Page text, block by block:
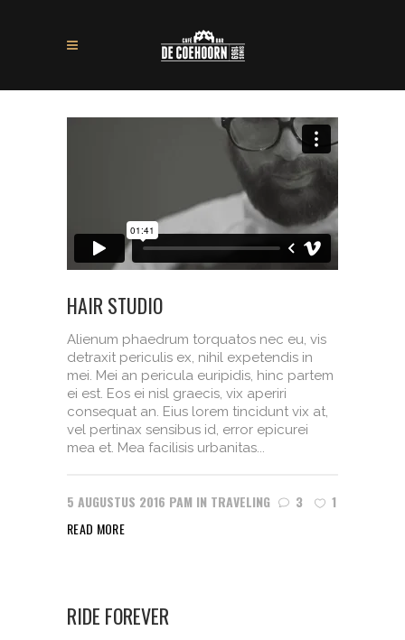
HAIR STUDIO
Alienum phaedrum torquatos nec eu, vis
detraxit periculis ex, nihil expetendis in
mei. Mei an pericula euripidis, hinc partem
ei est. Eos ei nisl graecis, vix aperiri
consequat an. Eius lorem tincidunt vix at,
vel pertinax sensibus id, error epicurei
mea et. Mea facilisis urbanitas...
5 AUGUSTUS 2016 PAM IN TRAVELING 3
1
READ MORE
RIDE FOREVER